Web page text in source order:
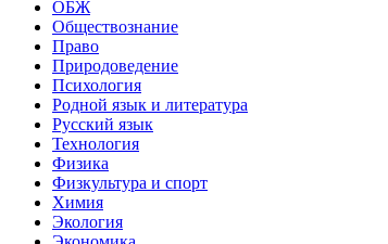
ОБЖ
Обществознание
Право
Природоведение
Психология
Родной язык и литература
Русский язык
Технология
Физика
Физкультура и спорт
Химия
Экология